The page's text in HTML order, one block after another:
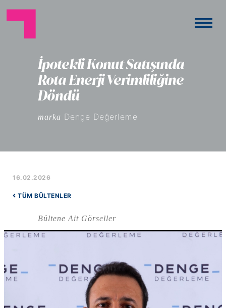
İpotekli Konut Satışında
Rota Enerji Verimliliğine
Döndü
marka Denge Değerleme
16.02.2026
TÜM BÜLTENLER
Bültene Ait Görseller